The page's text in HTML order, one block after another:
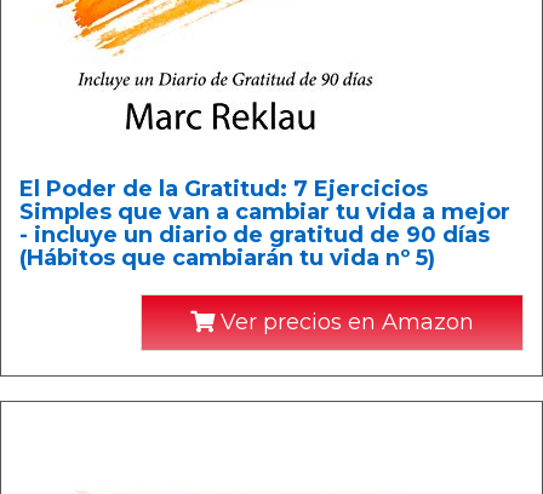
El Poder de la Gratitud: 7 Ejercicios
Simples que van a cambiar tu vida a mejor
- incluye un diario de gratitud de 90 días
(Hábitos que cambiarán tu vida nº 5)
Ver precios en Amazon